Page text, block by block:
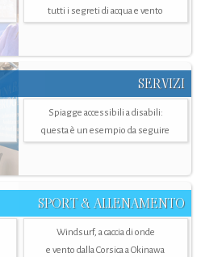
tutti i segreti di acqua e vento
SERVIZI
Spiagge accessibili a disabili:
questa è un esempio da seguire
SPORT & ALLENAMENTO
Windsurf, a caccia di onde
e vento dalla Corsica a Okinawa